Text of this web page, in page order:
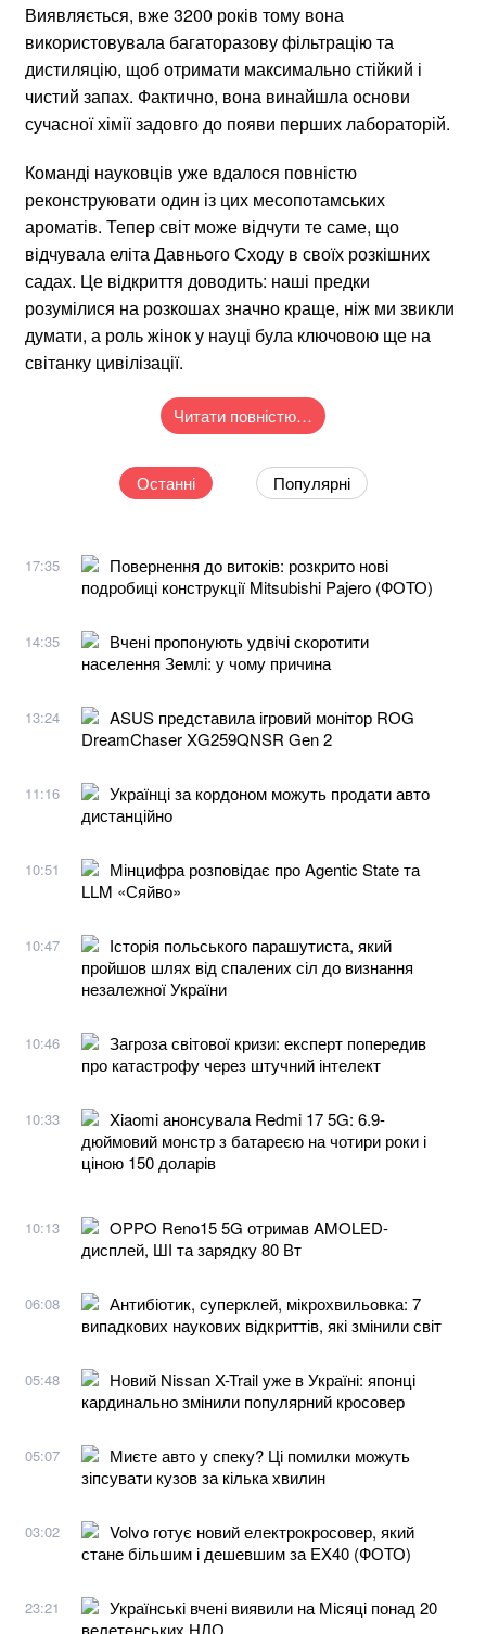
Виявляється, вже 3200 років тому вона
використовувала багаторазову фільтрацію та
дистиляцію, щоб отримати максимально стійкий і
чистий запах. Фактично, вона винайшла основи
сучасної хімії задовго до появи перших лабораторій.
Команді науковців уже вдалося повністю
реконструювати один із цих месопотамських
ароматів. Тепер світ може відчути те саме, що
відчувала еліта Давнього Сходу в своїх розкішних
садах. Це відкриття доводить: наші предки
розумілися на розкошах значно краще, ніж ми звикли
думати, а роль жінок у науці була ключовою ще на
світанку цивілізації.
Читати повністю…
Останні Популярні
17:35
Повернення до витоків: розкрито нові
подробиці конструкції Mitsubishi Pajero (ФОТО)
14:35
Вчені пропонують удвічі скоротити
населення Землі: у чому причина
13:24
ASUS представила ігровий монітор ROG
DreamChaser XG259QNSR Gen 2
11:16
Українці за кордоном можуть продати авто
дистанційно
10:51
Мінцифра розповідає про Agentic State та
LLM «Сяйво»
10:47
Історія польського парашутиста, який
пройшов шлях від спалених сіл до визнання
незалежної України
10:46
Загроза світової кризи: експерт попередив
про катастрофу через штучний інтелект
10:33
Xiaomi анонсувала Redmi 17 5G: 6.9-
дюймовий монстр з батареєю на чотири роки і
ціною 150 доларів
10:13
OPPO Reno15 5G отримав AMOLED-
дисплей, ШІ та зарядку 80 Вт
06:08
Антибіотик, суперклей, мікрохвильовка: 7
випадкових наукових відкриттів, які змінили світ
05:48
Новий Nissan X-Trail уже в Україні: японці
кардинально змінили популярний кросовер
05:07
Миєте авто у спеку? Ці помилки можуть
зіпсувати кузов за кілька хвилин
03:02
Volvo готує новий електрокросовер, який
стане більшим і дешевшим за EX40 (ФОТО)
23:21
Українські вчені виявили на Місяці понад 20
велетенських НЛО